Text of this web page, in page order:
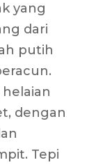
yang
dari
putih
dengan
Tepi